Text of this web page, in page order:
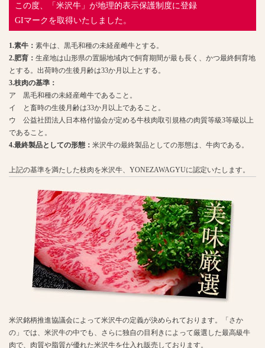
この度、「米沢牛」が地理的表示保護制度に登録
GIマークを取得いたしました。
1.素牛： 素牛は、黒毛和種の未経産雌牛とする。
2.肥育： 生産地は山形県の置賜地域内で飼育期間が最も長く、かつ最終飼育地
とする。出荷時の生後月齢は33か月以上とする。
3.枝肉の基準：
ア 黒毛和種の未経産雌牛であること。
イ と畜時の生後月齢は33か月以上であること。
ウ 公益社団法人日本格付協会が定める牛枝肉取引規格の肉質等級3等級以上
であること。
4.最終製品としての形態： 米沢牛の最終製品としての形態は、牛肉である。
上記の基準を満たした枝肉を米沢牛、YONEZAWAGYUに認定いたします。
米沢銘柄推進協議会によって米沢牛の定義が決められております。「さか
の」では、米沢牛の中でも、さらに独自の目利きによって厳選した最高級牛
肉で、肉質や脂質が優れた米沢牛を仕入れ販売しております。